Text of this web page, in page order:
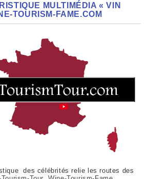
MULTIMÉDIA « VIN
TOURISM-FAME.COM
des célébrités relie les routes des